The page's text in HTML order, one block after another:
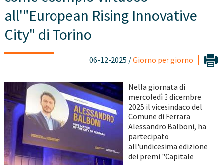
all'"European Rising Innovative
City" di Torino
06-12-2025 /Giorno per giorno
Nella giornata di
mercoledì 3 dicembre
2025 il vicesindaco del
Comune di Ferrara
Alessandro Balboni, ha
partecipato
all'undicesima edizione
dei premi "Capitale